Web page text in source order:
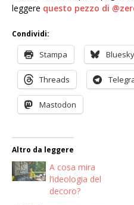
leggere questo pezzo di
Condividi:
Stampa Bluesky
Threads
Mastodon
Altro da leggere
A cosa mira
l’ideologia del
decoro?